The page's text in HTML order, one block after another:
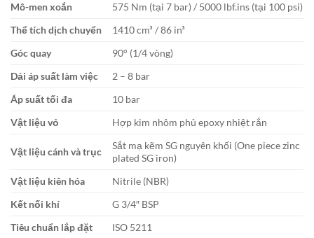
Mô-men xoắn
575 Nm (tại 7 bar) / 5000 lbf.ins (tại 100 psi)
Thể tích dịch chuyển
1410 cm³ / 86 in³
Góc quay
90° (1/4 vòng)
Dải áp suất làm việc
2 – 8 bar
Áp suất tối đa
10 bar
Vật liệu vỏ
Hợp kim nhôm phủ epoxy nhiệt rắn
Vật liệu cánh và trục
Sắt mạ kẽm SG nguyên khối (One piece zinc
plated SG iron)
Vật liệu kiên hóa
Nitrile (NBR)
Kết nối khí
G 3/4″ BSP
Tiêu chuẩn lắp đặt
ISO 5211